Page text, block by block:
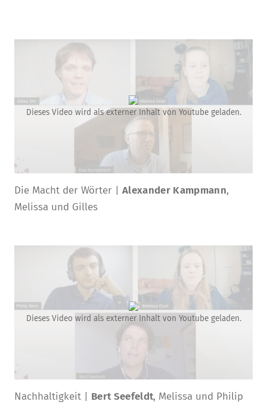
Dieses Video wird als externer Inhalt von Youtube geladen.
Die Macht der Wörter | Alexander Kampmann,
Melissa und Gilles
Dieses Video wird als externer Inhalt von Youtube geladen.
Nachhaltigkeit | Bert Seefeldt, Melissa und Philip